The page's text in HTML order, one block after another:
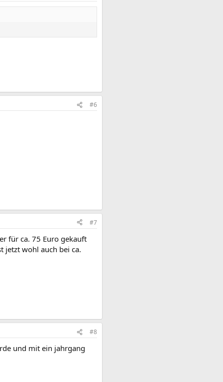
#6
#7
für ca. 75 Euro gekauft
jetzt wohl auch bei ca.
#8
und mit ein jahrgang